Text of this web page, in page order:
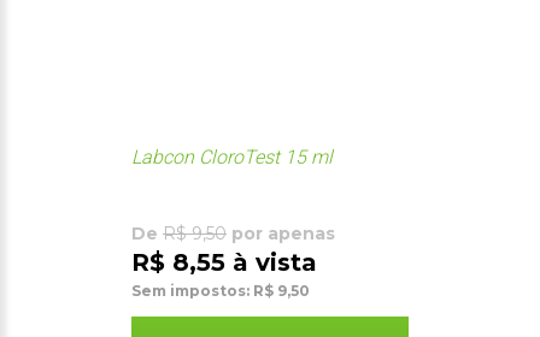
Labcon CloroTest 15 ml
De R$ 9,50 por apenas
R$ 8,55 à vista
Sem impostos: R$ 9,50